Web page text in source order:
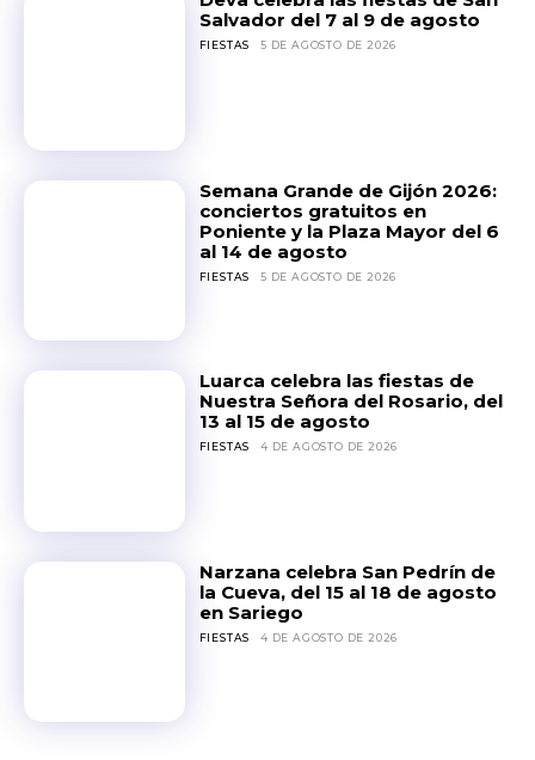
Salvador del 7 al 9 de agosto
FIESTAS 5 DE AGOSTO DE 2026
Semana Grande de Gijón 2026:
conciertos gratuitos en
Poniente y la Plaza Mayor del 6
al 14 de agosto
FIESTAS 5 DE AGOSTO DE 2026
Luarca celebra las fiestas de
Nuestra Señora del Rosario, del
13 al 15 de agosto
FIESTAS 4 DE AGOSTO DE 2026
Narzana celebra San Pedrín de
la Cueva, del 15 al 18 de agosto
en Sariego
FIESTAS 4 DE AGOSTO DE 2026